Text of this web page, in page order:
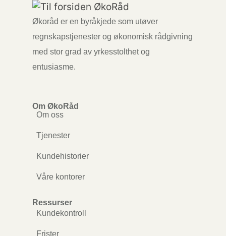
Økoråd er en byråkjede som utøver
regnskapstjenester og økonomisk rådgivning
med stor grad av yrkesstolthet og
entusiasme.
Om ØkoRåd
Om oss
Tjenester
Kundehistorier
Våre kontorer
Ressurser
Kundekontroll
Frister